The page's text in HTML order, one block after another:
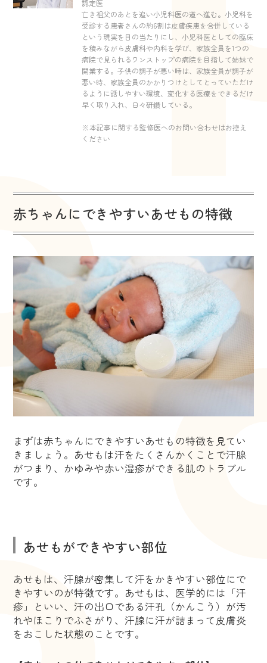
認定医
亡き祖父のあとを追い小児科医の道へ進む。小児科を
受診する患者さんの約6割は皮膚疾患を合併している
という現実を目の当たりにし、小児科医としての臨床
を積みながら皮膚科や内科を学び、家族全員を1つの
病院で見られるワンストップの病院を目指して姉妹で
開業する。子供の調子が悪い時は、家族全員が調子が
悪い時、家族全員のかかりつけとしてとっていただけ
るように話しやすい環境、変化する医療をできるだけ
早く取り入れ、日々研鑽している。
※本記事に関する監修医へのお問い合わせはお控え
ください
赤ちゃんにできやすいあせもの特徴
まずは赤ちゃんにできやすいあせもの特徴を見てい
きましょう。あせもは汗をたくさんかくことで汗腺
がつまり、かゆみや赤い湿疹ができる肌のトラブル
です。
あせもができやすい部位
あせもは、汗腺が密集して汗をかきやすい部位にで
きやすいのが特徴です。あせもは、医学的には「汗
疹」といい、汗の出口である汗孔（かんこう）が汚
れやほこりでふさがり、汗腺に汗が詰まって皮膚炎
をおこした状態のことです。